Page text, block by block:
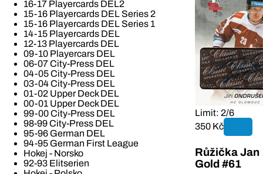
16-17 Playercards DEL2
15-16 Playercards DEL Series 2
15-16 Playercards DEL Series 1
14-15 Playercards DEL
12-13 Playercards DEL
09-10 Playercars DEL
06-07 City-Press DEL
04-05 City-Press DEL
03-04 City-Press DEL
01-02 Upper Deck DEL
00-01 Upper Deck DEL
99-00 City-Press DEL
98-99 City-Press DEL
95-96 German DEL
94-95 German First League
Hokej - Norsko
92-93 Elitserien
Limit: 2/6
350 Kč
Růžička Jan
Gold #61